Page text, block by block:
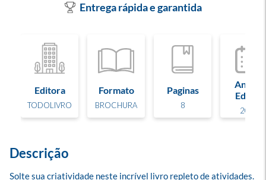
Entrega rápida e garantida
Editora
TODOLIVRO
Formato
BROCHURA
Paginas
8
Ano de
Edição
2023
Descrição
Solte sua criatividade neste incrível livro repleto de atividades.